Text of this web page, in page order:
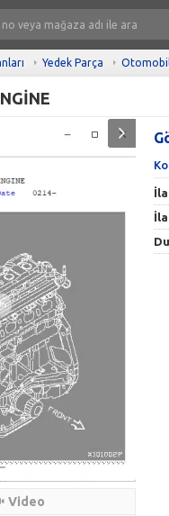
Yedek Parça Otomobil
Video